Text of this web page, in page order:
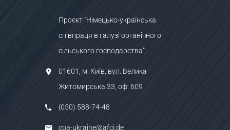
Проєкт "Німецько-українська
співпраця в галузі органічного
сільського господарства"
01601, м. Київ, вул. Велика
Житомирська 33, оф. 609
(050) 588-74-48
coa-ukraine@afci.de